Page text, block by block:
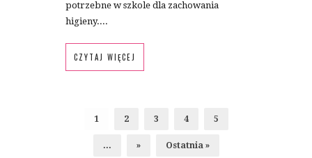
potrzebne w szkole dla zachowania
higieny....
CZYTAJ WIĘCEJ
1 2 3 4 5
... » Ostatnia »